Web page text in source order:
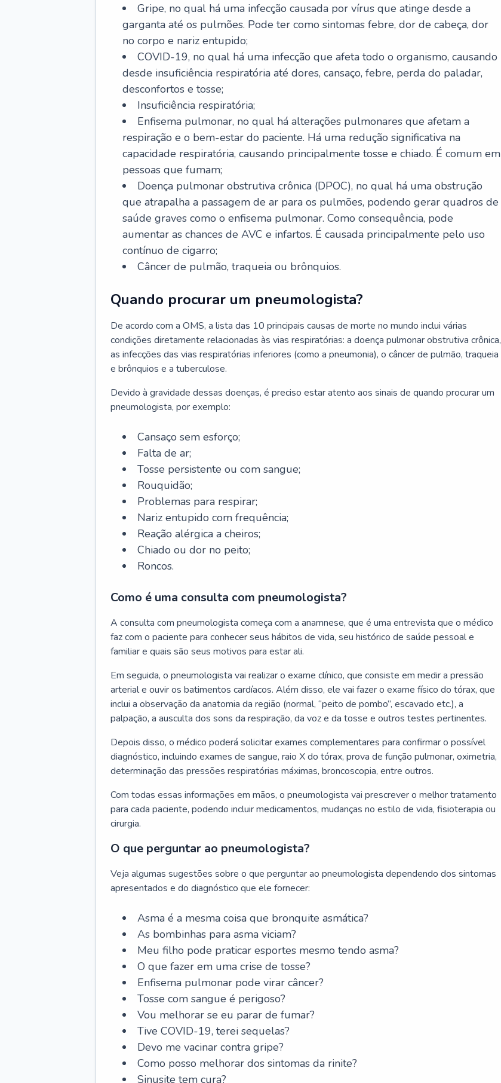
Gripe, no qual há uma infecção causada por vírus que atinge desde a
garganta até os pulmões. Pode ter como sintomas febre, dor de cabeça, dor
no corpo e nariz entupido;
COVID-19, no qual há uma infecção que afeta todo o organismo, causando
desde insuficiência respiratória até dores, cansaço, febre, perda do paladar,
desconfortos e tosse;
Insuficiência respiratória;
Enfisema pulmonar, no qual há alterações pulmonares que afetam a
respiração e o bem-estar do paciente. Há uma redução significativa na
capacidade respiratória, causando principalmente tosse e chiado. É comum em
pessoas que fumam;
Doença pulmonar obstrutiva crônica (DPOC), no qual há uma obstrução
que atrapalha a passagem de ar para os pulmões, podendo gerar quadros de
saúde graves como o enfisema pulmonar. Como consequência, pode
aumentar as chances de AVC e infartos. É causada principalmente pelo uso
contínuo de cigarro;
Câncer de pulmão, traqueia ou brônquios.
Quando procurar um pneumologista?
De acordo com a OMS, a lista das 10 principais causas de morte no mundo inclui várias
condições diretamente relacionadas às vias respiratórias: a doença pulmonar obstrutiva crônica,
as infecções das vias respiratórias inferiores (como a pneumonia), o câncer de pulmão, traqueia
e brônquios e a tuberculose.
Devido à gravidade dessas doenças, é preciso estar atento aos sinais de quando procurar um
pneumologista, por exemplo:
Cansaço sem esforço;
Falta de ar;
Tosse persistente ou com sangue;
Rouquidão;
Problemas para respirar;
Nariz entupido com frequência;
Reação alérgica a cheiros;
Chiado ou dor no peito;
Roncos.
Como é uma consulta com pneumologista?
A consulta com pneumologista começa com a anamnese, que é uma entrevista que o médico
faz com o paciente para conhecer seus hábitos de vida, seu histórico de saúde pessoal e
familiar e quais são seus motivos para estar ali.
Em seguida, o pneumologista vai realizar o exame clínico, que consiste em medir a pressão
arterial e ouvir os batimentos cardíacos. Além disso, ele vai fazer o exame físico do tórax, que
inclui a observação da anatomia da região (normal, “peito de pombo”, escavado etc.), a
palpação, a ausculta dos sons da respiração, da voz e da tosse e outros testes pertinentes.
Depois disso, o médico poderá solicitar exames complementares para confirmar o possível
diagnóstico, incluindo exames de sangue, raio X do tórax, prova de função pulmonar, oximetria,
determinação das pressões respiratórias máximas, broncoscopia, entre outros.
Com todas essas informações em mãos, o pneumologista vai prescrever o melhor tratamento
para cada paciente, podendo incluir medicamentos, mudanças no estilo de vida, fisioterapia ou
cirurgia.
O que perguntar ao pneumologista?
Veja algumas sugestões sobre o que perguntar ao pneumologista dependendo dos sintomas
apresentados e do diagnóstico que ele fornecer:
Asma é a mesma coisa que bronquite asmática?
As bombinhas para asma viciam?
Meu filho pode praticar esportes mesmo tendo asma?
O que fazer em uma crise de tosse?
Enfisema pulmonar pode virar câncer?
Tosse com sangue é perigoso?
Vou melhorar se eu parar de fumar?
Tive COVID-19, terei sequelas?
Devo me vacinar contra gripe?
Como posso melhorar dos sintomas da rinite?
Sinusite tem cura?